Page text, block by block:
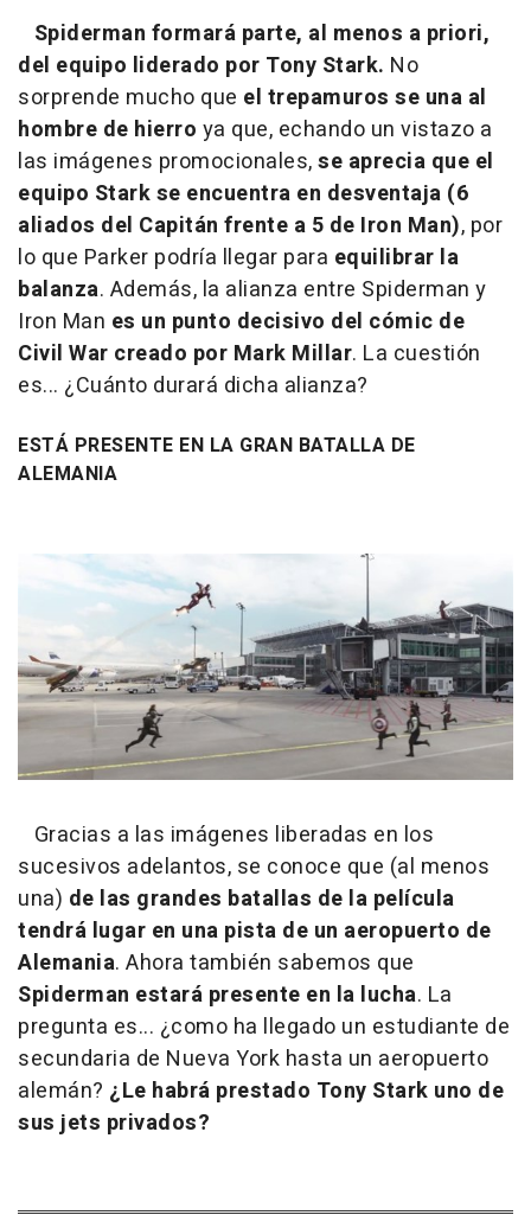
Spiderman formará parte, al menos a priori,
del equipo liderado por Tony Stark. No
sorprende mucho que el trepamuros se una al
hombre de hierro ya que, echando un vistazo a
las imágenes promocionales,se aprecia que el
equipo Stark se encuentra en desventaja (6
aliados del Capitán frente a 5 de Iron Man), por
lo que Parker podría llegar para equilibrar la
balanza. Además, la alianza entre Spiderman y
Iron Man es un punto decisivo del cómic de
Civil War creado por Mark Millar. La cuestión
es... ¿Cuánto durará dicha alianza?
ESTÁ PRESENTE EN LA GRAN BATALLA DE
ALEMANIA
Gracias a las imágenes liberadas en los
sucesivos adelantos, se conoce que (al menos
una) de las grandes batallas de la película
tendrá lugar en una pista de un aeropuerto de
Alemania. Ahora también sabemos que
Spiderman estará presente en la lucha. La
pregunta es... ¿como ha llegado un estudiante de
secundaria de Nueva York hasta un aeropuerto
alemán? ¿Le habrá prestado Tony Stark uno de
sus jets privados?